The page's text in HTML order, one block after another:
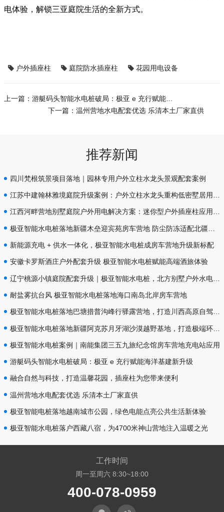
电体验，解锁三亚庭院生活的全新方式。
户外插座柱 庭院防水插座柱 花园用电设备
上一篇：
下一篇： 温州营地水电配套优选 乐清本土厂家直供
推荐新闻
四川梵根筑景项目落地｜园林专用户外立柱水龙头景观配套案例
江西河畔营地别墅庭院户外用电解决方案：迷你型户外插座柱应用实录
新能源充电 + 供水一体化，极亚智能水电桩成房车营地升级新标配
安徽卡罗斯酒庄户外配套升级 极亚智能水电桩赋能高端酒旅体验
耐盐雾抗台风 极亚智能水电桩落地海口南岛北岸房车营地
极亚智能水电桩落地巴塘措普沟峰行驿露营地，打造川西高原自驾补给标杆
极亚智能水电桩案例｜南能集团三五九旅纪念馆房车营地充电站应用
游艇码头智能水电桩破局：极亚 e 充行赋能海洋基建新升级
融合自然与科技，打造温馨花园，插座柱为您带来便利
温州营地水电配套优选 乐清本土厂家直供
极亚智能电桩落地越南城市公园，绿色电能点亮公共生活新体验
极亚智能水电桩落户西藏八宿，为4700米神山营地注入温暖之光
工作时间
周一至周六 8:30~18:00
400-078-0959